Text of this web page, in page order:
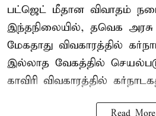
பட்ஜெட் மீதான விவாதம்
இந்தநிலையில், தவெக
மேகதாது விவகாரத்தில்
இல்லாத வேகத்தில்
காவிரி விவகாரத்தில்
Read More